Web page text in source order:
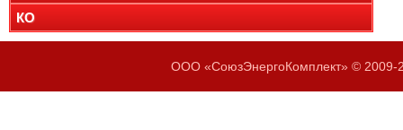
КО
ООО «СоюзЭнергоКомплект» © 2009-